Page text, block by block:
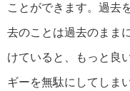
ことができます。過去
去のことは過去のまま
けていると、もっと良
ギーを無駄にしてしま